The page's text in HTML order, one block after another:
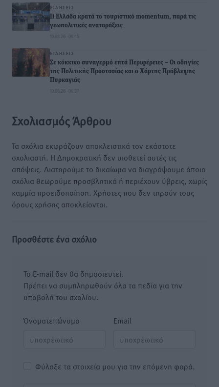
ΕΙΔΉΣΕΙΣ
Η Ελλάδα κρατά το τουριστικό momentum, παρά τις
γεωπολιτικές αναταράξεις
10.08.26 · 09:45
ΕΙΔΉΣΕΙΣ
Σε κόκκινο συναγερμό επτά Περιφέρειες – Οι οδηγίες
της Πολιτικής Προστασίας και ο Χάρτης Πρόβλεψης
Πυρκαγιάς
10.08.26 · 09:37
Σχολιασμός Άρθρου
Τα σχόλια εκφράζουν αποκλειστικά τον εκάστοτε
σχολιαστή. Η Δημοκρατική δεν υιοθετεί αυτές τις
απόψεις. Διατηρούμε το δικαίωμα να διαγράψουμε όποια
σχόλια θεωρούμε προσβλητικά ή περιέχουν ύβρεις, χωρίς
καμμία προειδοποίηση. Χρήστες που δεν τηρούν τους
όρους χρήσης αποκλείονται.
Προσθέστε ένα σχόλιο
Το E-mail δεν θα δημοσιευτεί.
Πρέπει να συμπληρωθούν όλα τα πεδία για την
υποβολή του σχολίου.
Όνοματεπώνυμο Email
Φύλαξε τα στοιχεία μου για την επόμενη φορά.